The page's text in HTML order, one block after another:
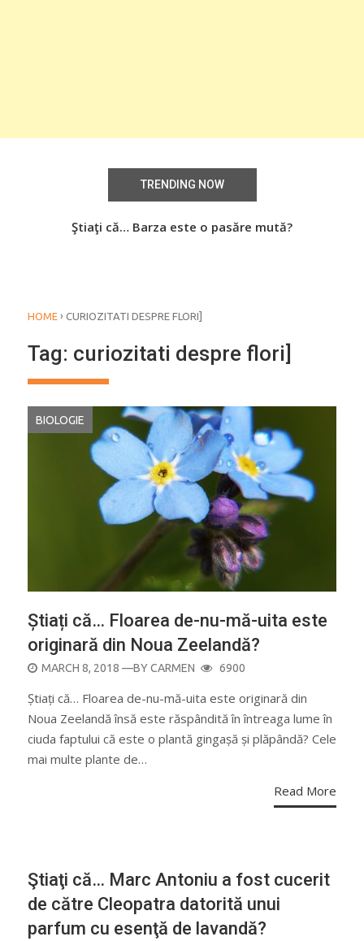
TRENDING NOW
Ştiaţi că… Barza este o pasăre mută?
Știați că… Roşiile îsi păstrează substanţele benefice
HOME › CURIOZITATI DESPRE FLORI]
Tag: curiozitati despre flori]
BIOLOGIE
Știați că… Floarea de-nu-mă-uita este
originară din Noua Zeelandă?
POSTED
MARCH 8, 2018 —BYCARMEN 6900
Știați că… Floarea de-nu-mă-uita este originară din
Noua Zeelandă însă este răspândită în întreaga lume în
ciuda faptului că este o plantă gingașă și plăpândă? Cele
mai multe plante de…
Read More
Ştiaţi că… Marc Antoniu a fost cucerit
de către Cleopatra datorită unui
parfum cu esenţă de lavandă?